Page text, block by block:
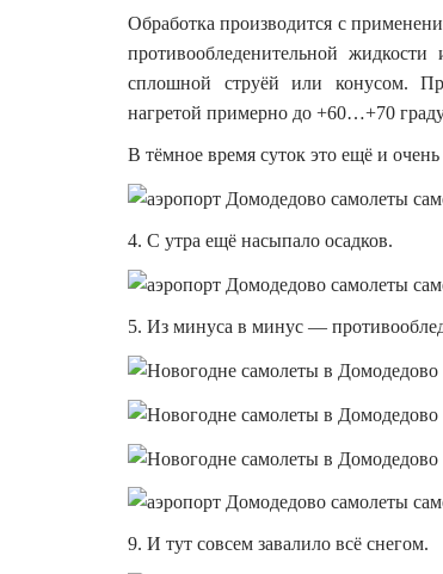
Обработка производится с
противообледенительной
сплошной струёй или конусом.
нагретой примерно до +60…+70
В тёмное время суток это ещё и
4. С утра ещё насыпало осадков.
5. Из минуса в минус —
9. И тут совсем завалило всё снегом.